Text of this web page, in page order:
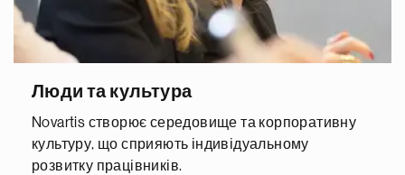
Люди та культура
Novartis створює середовище та корпоративну
культуру, що сприяють індивідуальному
розвитку працівників.